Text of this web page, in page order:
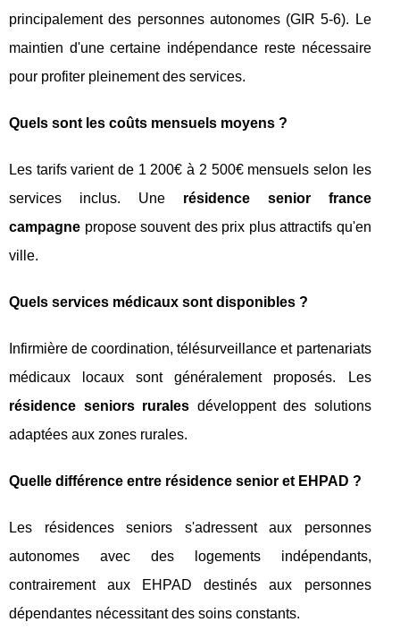
principalement des personnes autonomes (GIR 5-6). Le
maintien d'une certaine indépendance reste nécessaire
pour profiter pleinement des services.
Quels sont les coûts mensuels moyens ?
Les tarifs varient de 1 200€ à 2 500€ mensuels selon les
services inclus. Une résidence senior france
campagne propose souvent des prix plus attractifs qu'en
ville.
Quels services médicaux sont disponibles ?
Infirmière de coordination, télésurveillance et partenariats
médicaux locaux sont généralement proposés. Les
résidence seniors rurales développent des solutions
adaptées aux zones rurales.
Quelle différence entre résidence senior et EHPAD ?
Les résidences seniors s'adressent aux personnes
autonomes avec des logements indépendants,
contrairement aux EHPAD destinés aux personnes
dépendantes nécessitant des soins constants.